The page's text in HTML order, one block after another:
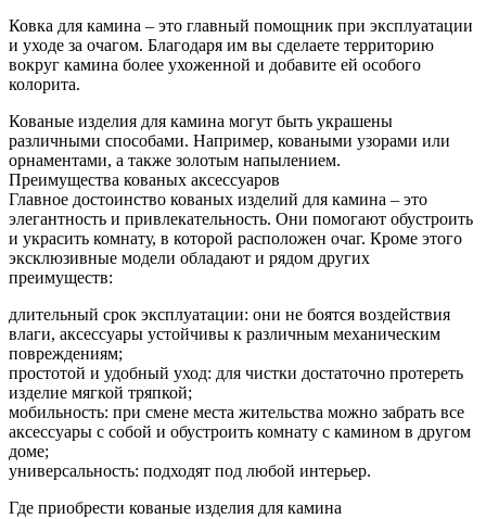
Ковка для камина – это главный помощник при эксплуатации
и уходе за очагом. Благодаря им вы сделаете территорию
вокруг камина более ухоженной и добавите ей особого
колорита.
Кованые изделия для камина могут быть украшены
различными способами. Например, коваными узорами или
орнаментами, а также золотым напылением.
Преимущества кованых аксессуаров
Главное достоинство кованых изделий для камина – это
элегантность и привлекательность. Они помогают обустроить
и украсить комнату, в которой расположен очаг. Кроме этого
эксклюзивные модели обладают и рядом других
преимуществ:
длительный срок эксплуатации: они не боятся воздействия
влаги, аксессуары устойчивы к различным механическим
повреждениям;
простотой и удобный уход: для чистки достаточно протереть
изделие мягкой тряпкой;
мобильность: при смене места жительства можно забрать все
аксессуары с собой и обустроить комнату с камином в другом
доме;
универсальность: подходят под любой интерьер.
Где приобрести кованые изделия для камина